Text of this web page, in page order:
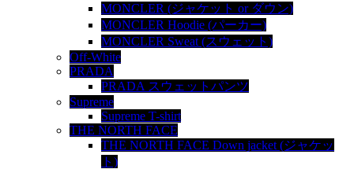
MONCLER (ジャケット or ダウン)
MONCLER Hoodie (パーカー)
MONCLER Sweat (スウェット)
Off-White
PRADA
PRADA スウェットパンツ
Supreme
Supreme T-shirt
THE NORTH FACE
THE NORTH FACE Down jacket (ジャケッ
ト)